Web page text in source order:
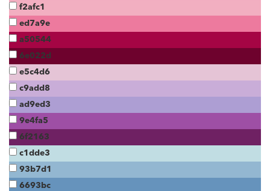
f2afc1
ed7a9e
a50544
6e022d
e5c4d6
c9add8
ad9ed3
9e4fa5
6f2163
c1dde3
93b7d1
6693bc